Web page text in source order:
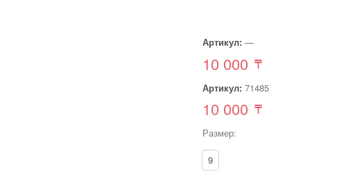
Артикул: —
10 000
Артикул: 71485
10 000
Размер:
9